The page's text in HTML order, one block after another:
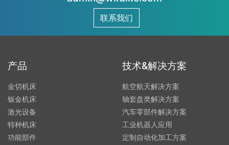
联系我们
产品
金切机床
钣金机床
激光设备
特种机床
功能部件
技术&解决方案
航空航天解决方案
轴套盘类解决方案
汽车零部件解决方案
工业机器人应用
定制自动化加工方案